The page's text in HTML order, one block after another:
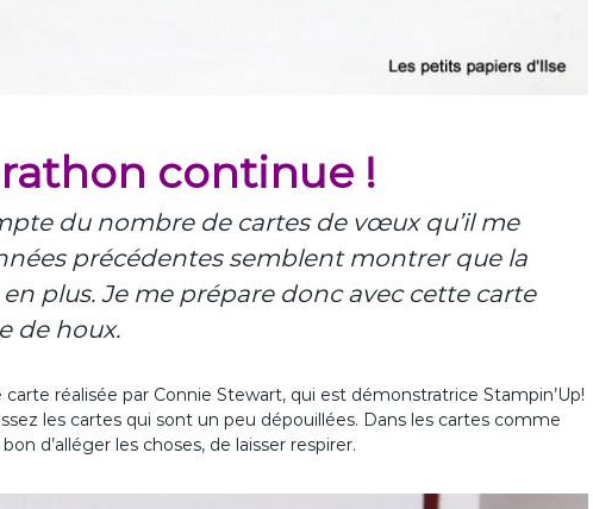
continue !
du nombre de cartes de vœux qu’il me
précédentes semblent montrer que la
plus. Je me prépare donc avec cette carte
de houx.
réalisée par Connie Stewart, qui est démonstratrice Stampin’Up!
les cartes qui sont un peu dépouillées. Dans les cartes comme
d’alléger les choses, de laisser respirer.